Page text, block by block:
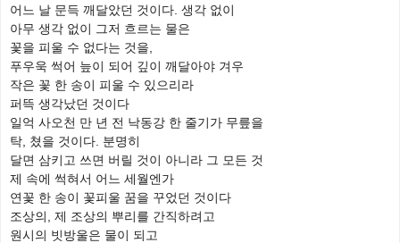
어느 날 문득 깨달았던 것이다. 생각 없이
아무 생각 없이 그저 흐르는 물은
꽃을 피울 수 없다는 것을,
푸우욱 썩어 늪이 되어 깊이 깨달아야 겨우
작은 꽃 한 송이 피울 수 있으리라
퍼뜩 생각났던 것이다
일억 사오천 만 년 전 낙동강 한 줄기가 무릎을
탁, 쳤을 것이다. 분명히
달면 삼키고 쓰면 버릴 것이 아니라 그 모든 것
제 속에 썩혀서 어느 세월엔가
연꽃 한 송이 꽃피울 꿈을 꾸었던 것이다
조상의, 제 조상의 뿌리를 간직하려고
원시의 빗방울은 물이 되고